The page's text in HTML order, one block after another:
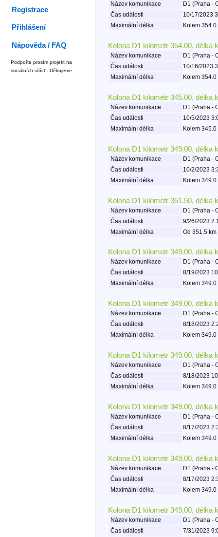
Název komunikace
D1 (Praha -
Čas události
10/17/2023
Maximální délka
Kolem
Kolona D1 kilometr 354.00, délka
Název komunikace
D1 (Praha -
Čas události
10/16/2023
Maximální délka
Kolem
Kolona D1 kilometr 345.00, délka
Název komunikace
D1 (Praha -
Čas události
10/5/2023
Maximální délka
Kolem
Kolona D1 kilometr 349.00, délka
Název komunikace
D1 (Praha -
Čas události
10/2/2023
Maximální délka
Kolem
Kolona D1 kilometr 351.50, délka
Název komunikace
D1 (Praha -
Čas události
9/26/2023
Maximální délka
Od 351.5
Kolona D1 kilometr 349.00, délka
Název komunikace
D1 (Praha -
Čas události
8/19/2023
Maximální délka
Kolem
Kolona D1 kilometr 349.00, délka
Název komunikace
D1 (Praha -
Čas události
8/18/2023
Maximální délka
Kolem
Kolona D1 kilometr 349.00, délka
Název komunikace
D1 (Praha -
Čas události
8/18/2023
Maximální délka
Kolem
Kolona D1 kilometr 349.00, délka
Název komunikace
D1 (Praha -
Čas události
8/17/2023
Maximální délka
Kolem
Kolona D1 kilometr 349.00, délka
Název komunikace
D1 (Praha -
Čas události
8/17/2023
Maximální délka
Kolem
Kolona D1 kilometr 349.00, délka
Název komunikace
D1 (Praha -
Čas události
7/31/2023
Registrace
Přihlášení
Nápověda / FAQ
Podpořte prosím projekt na
sociálních sítích. Děkujeme